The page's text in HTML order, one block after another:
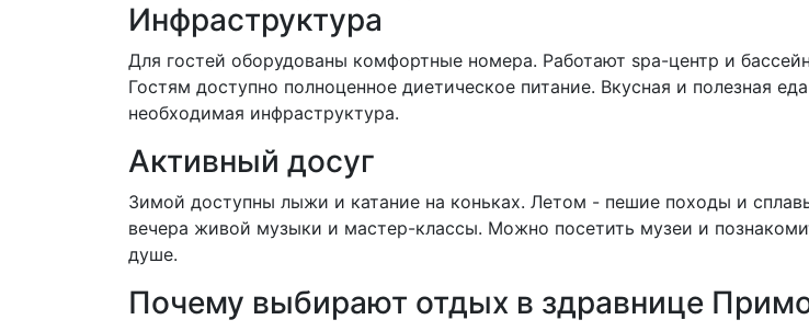
Инфраструктура
Для гостей оборудованы комфортные номера. Работают spa-центр и
Гостям доступно полноценное диетическое питание. Вкусная и полезная
необходимая инфраструктура.
Активный досуг
Зимой доступны лыжи и катание на коньках. Летом - пешие походы и
вечера живой музыки и мастер-классы. Можно посетить музеи и
душе.
Почему выбирают отдых в здравнице